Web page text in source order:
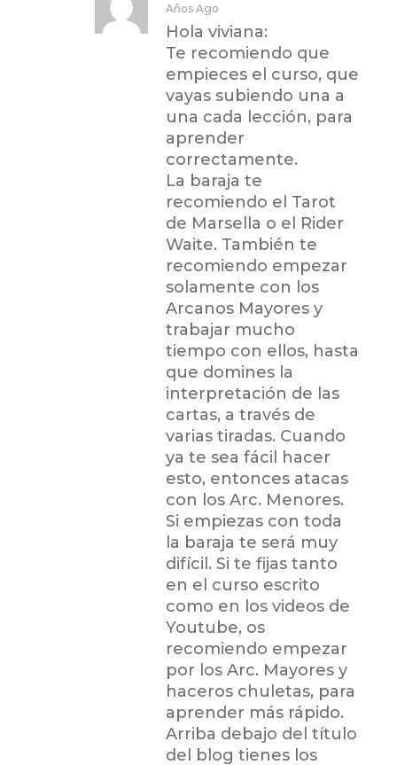
Años Ago
Hola viviana:
Te recomiendo que
empieces el curso, que
vayas subiendo una a
una cada lección, para
aprender
correctamente.
La baraja te
recomiendo el Tarot
de Marsella o el Rider
Waite. También te
recomiendo empezar
solamente con los
Arcanos Mayores y
trabajar mucho
tiempo con ellos, hasta
que domines la
interpretación de las
cartas, a través de
varias tiradas. Cuando
ya te sea fácil hacer
esto, entonces atacas
con los Arc. Menores.
Si empiezas con toda
la baraja te será muy
difícil. Si te fijas tanto
en el curso escrito
como en los videos de
Youtube, os
recomiendo empezar
por los Arc. Mayores y
haceros chuletas, para
aprender más rápido.
Arriba debajo del título
del blog tienes los